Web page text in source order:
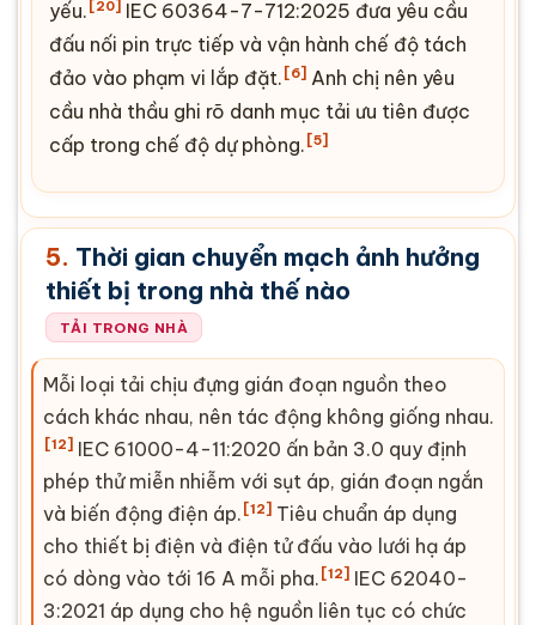
yếu. [20] IEC 60364-7-712:2025 đưa yêu cầu
đấu nối pin trực tiếp và vận hành chế độ tách
đảo vào phạm vi lắp đặt. [6] Anh chị nên yêu
cầu nhà thầu ghi rõ danh mục tải ưu tiên được
cấp trong chế độ dự phòng. [5]
5. Thời gian chuyển mạch ảnh hưởng
thiết bị trong nhà thế nào
TẢI TRONG NHÀ
Mỗi loại tải chịu đựng gián đoạn nguồn theo
cách khác nhau, nên tác động không giống nhau.
[12] IEC 61000-4-11:2020 ấn bản 3.0 quy định
phép thử miễn nhiễm với sụt áp, gián đoạn ngắn
và biến động điện áp. [12] Tiêu chuẩn áp dụng
cho thiết bị điện và điện tử đấu vào lưới hạ áp
có dòng vào tới 16 A mỗi pha. [12] IEC 62040-
3:2021 áp dụng cho hệ nguồn liên tục có chức